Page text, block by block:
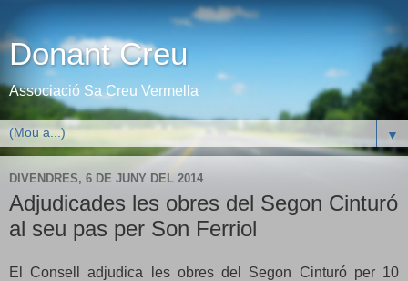
Donant Creu
Associació Sa Creu Vermella
▼
DIVENDRES, 6 DE JUNY DEL 2014
Adjudicades les obres del Segon Cinturó
al seu pas per Son Ferriol
El Consell adjudica les obres del Segon Cinturó per 10